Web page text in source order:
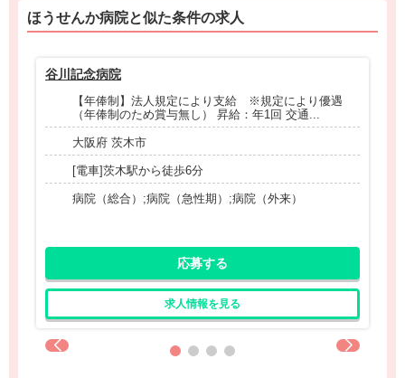
ほうせんか病院と似た条件の求人
谷川記念病院
【年俸制】法人規定により支給 ※規定により優遇
（年俸制のため賞与無し） 昇給：年1回 交通...
大阪府 茨木市
[電車]茨木駅から徒歩6分
病院（総合）;病院（急性期）;病院（外来）
応募する
求人情報を見る